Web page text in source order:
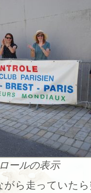
ールの表示
がら走っていた